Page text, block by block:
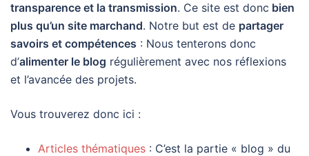
transparence et la transmission. Ce site est donc bien
plus qu’un site marchand. Notre but est de partager
savoirs et compétences : Nous tenterons donc
d’alimenter le blog régulièrement avec nos réflexions
et l’avancée des projets.
Vous trouverez donc ici :
Articles thématiques : C’est la partie « blog » du